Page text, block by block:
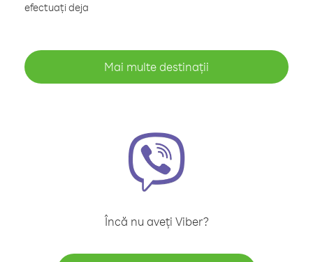
efectuați deja
Mai multe destinații
Încă nu aveți Viber?